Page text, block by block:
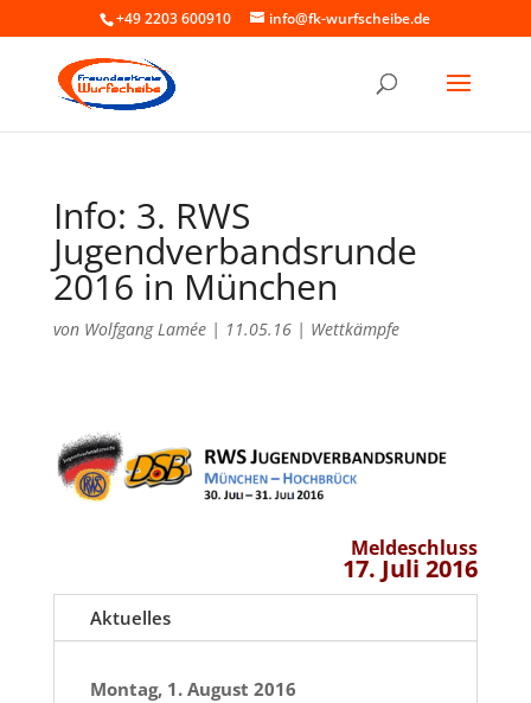
+49 2203 600910 info@fk-wurfscheibe.de
Info: 3. RWS
Jugendverbandsrunde
2016 in München
von Wolfgang Lamée| 11.05.16| Wettkämpfe
Meldeschluss
17. Juli 2016
Aktuelles
Montag, 1. August 2016